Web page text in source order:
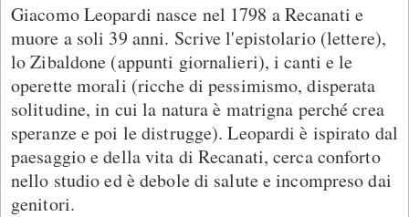
Giacomo Leopardi nasce nel 1798 a Recanati e
muore a soli 39 anni. Scrive l'epistolario (lettere),
lo Zibaldone (appunti giornalieri), i canti e le
operette morali (ricche di pessimismo, disperata
solitudine, in cui la natura è matrigna perché crea
speranze e poi le distrugge). Leopardi è ispirato dal
paesaggio e della vita di Recanati, cerca conforto
nello studio ed è debole di salute e incompreso dai
genitori.